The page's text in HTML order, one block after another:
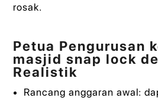
rosak.
Petua Pengurusan
masjid snap lock
Realistik
Rancang anggaran awal: